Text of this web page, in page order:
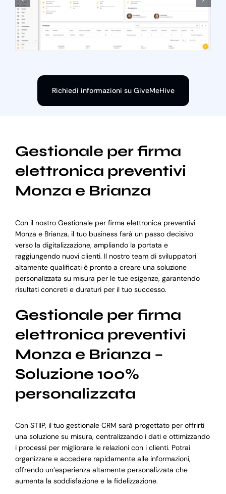
Richiedi informazioni su GiveMeHive
Gestionale per firma
elettronica preventivi
Monza e Brianza
Con il nostro Gestionale per firma elettronica preventivi
Monza e Brianza, il tuo business farà un passo decisivo
verso la digitalizzazione, ampliando la portata e
raggiungendo nuovi clienti. Il nostro team di sviluppatori
altamente qualificati è pronto a creare una soluzione
personalizzata su misura per le tue esigenze, garantendo
risultati concreti e duraturi per il tuo successo.
Gestionale per firma
elettronica preventivi
Monza e Brianza –
Soluzione 100%
personalizzata
Con STIIP, il tuo gestionale CRM sarà progettato per offrirti
una soluzione su misura, centralizzando i dati e ottimizzando
i processi per migliorare le relazioni con i clienti. Potrai
organizzare e accedere rapidamente alle informazioni,
offrendo un’esperienza altamente personalizzata che
aumenta la soddisfazione e la fidelizzazione.